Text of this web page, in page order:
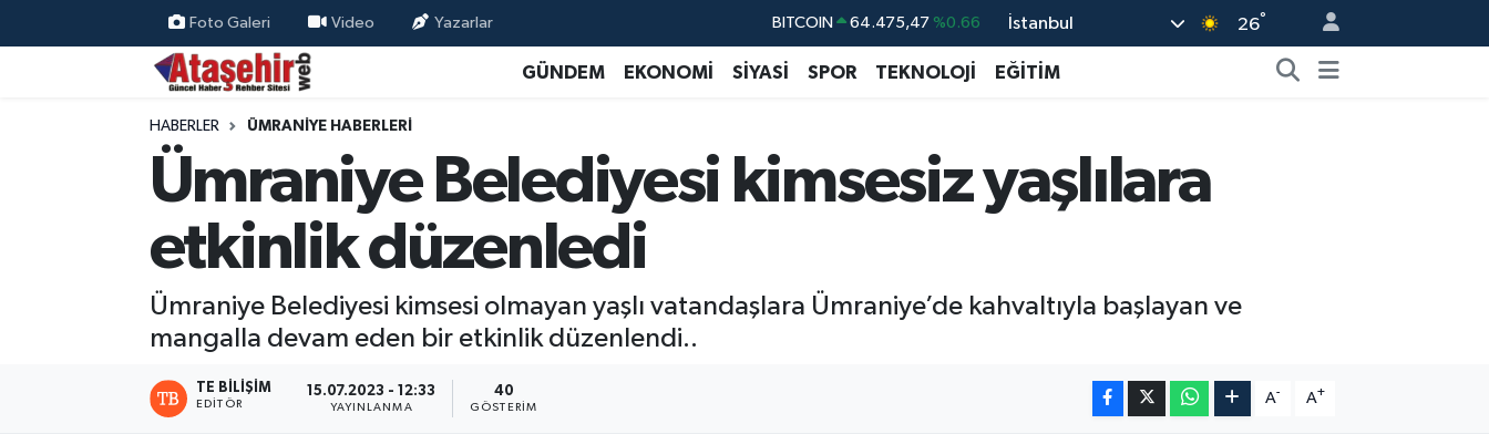
Foto Galeri Video Yazarlar DOLAR 47,5971 %0.05
EURO 55,1336 %0.18
BİST100 13.703 %0
İstanbul 26°
GÜNDEM EKONOMİ SİYASİ SPOR TEKNOLOJİ EĞİTİM
HABERLER ÜMRANİYE HABERLERİ
Ümraniye Belediyesi kimsesiz yaşlılara
etkinlik düzenledi
Ümraniye Belediyesi kimsesi olmayan yaşlı vatandaşlara Ümraniye’de kahvaltıyla başlayan ve
mangalla devam eden bir etkinlik düzenlendi..
TE BILIŞIM
EDITÖR
15.07.2023 - 12:33
YAYINLANMA
40
GÖSTERIM
A- A+
Hava Durumu
Trafik Durumu
Süper Lig Puan Durumu ve Fikstür
Tüm Manşetler
Son Dakika Haberleri